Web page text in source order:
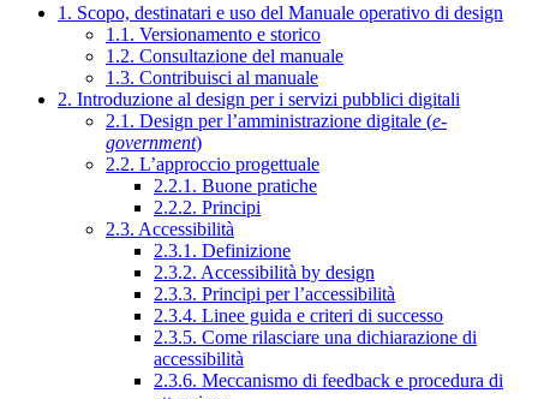
1. Scopo, destinatari e uso del Manuale operativo di design
1.1. Versionamento e storico
1.2. Consultazione del manuale
1.3. Contribuisci al manuale
2. Introduzione al design per i servizi pubblici digitali
2.1. Design per l’amministrazione digitale (e-
government)
2.2. L’approccio progettuale
2.2.1. Buone pratiche
2.2.2. Principi
2.3. Accessibilità
2.3.1. Definizione
2.3.2. Accessibilità by design
2.3.3. Principi per l’accessibilità
2.3.4. Linee guida e criteri di successo
2.3.5. Come rilasciare una dichiarazione di
accessibilità
2.3.6. Meccanismo di feedback e procedura di